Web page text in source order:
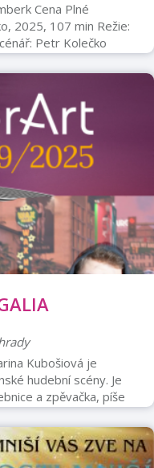
Cena Plné
2025, 107 min Režie:
Petr Kolečko
Béreš Hrají: Michal
Sokol, Martin Finger,
Duy Anh Tran,
Langmajer, Robert
Juraj Loj, Petra
Ondřej Bauer,
Kubošiová je
hudební scény. Je
a zpěvačka, píše
a společenských
dokáže obsáhnout
hudební produkce má
zajímavou a originální